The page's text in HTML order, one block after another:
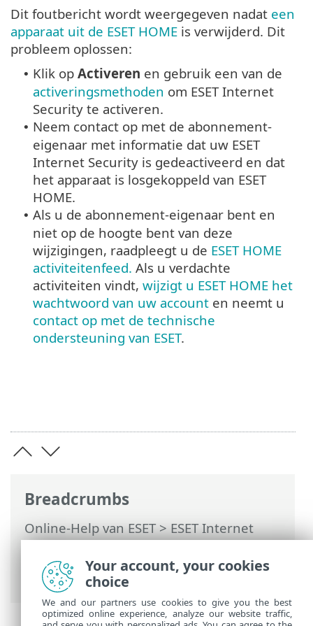
Breadcrumbs
Online-Help van ESET>ESET Internet
Security>Veelgestelde vragen> Hoe
productdeactivering op te lossen van
ESET HOME
Dit foutbericht wordt weergegeven nadat een
apparaat uit de ESET HOME is verwijderd. Dit
probleem oplossen:
• Klik op Activeren en gebruik een van de
activeringsmethoden om ESET Internet
Security te activeren.
• Neem contact op met de abonnement-
eigenaar met informatie dat uw ESET
Internet Security is gedeactiveerd en dat
het apparaat is losgekoppeld van ESET
HOME.
• Als u de abonnement-eigenaar bent en
niet op de hoogte bent van deze
wijzigingen, raadpleegt u de ESET HOME
activiteitenfeed. Als u verdachte
activiteiten vindt, wijzigt u ESET HOME het
wachtwoord van uw account en neemt u
contact op met de technische
ondersteuning van ESET.
Your account, your cookies
choice
We and our partners use cookies to give you the best
optimized online experience, analyze our website traffic,